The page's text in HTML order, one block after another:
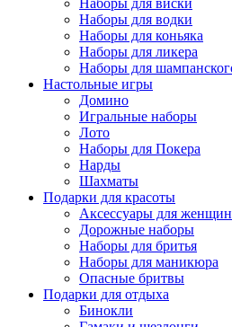
Наборы для виски
Наборы для водки
Наборы для коньяка
Наборы для ликера
Наборы для
Настольные игры
Домино
Игральные наборы
Лото
Наборы для Покера
Нарды
Шахматы
Подарки для красоты
Аксессуары для женщин
Дорожные наборы
Наборы для бритья
Наборы для маникюра
Опасные бритвы
Подарки для отдыха
Бинокли